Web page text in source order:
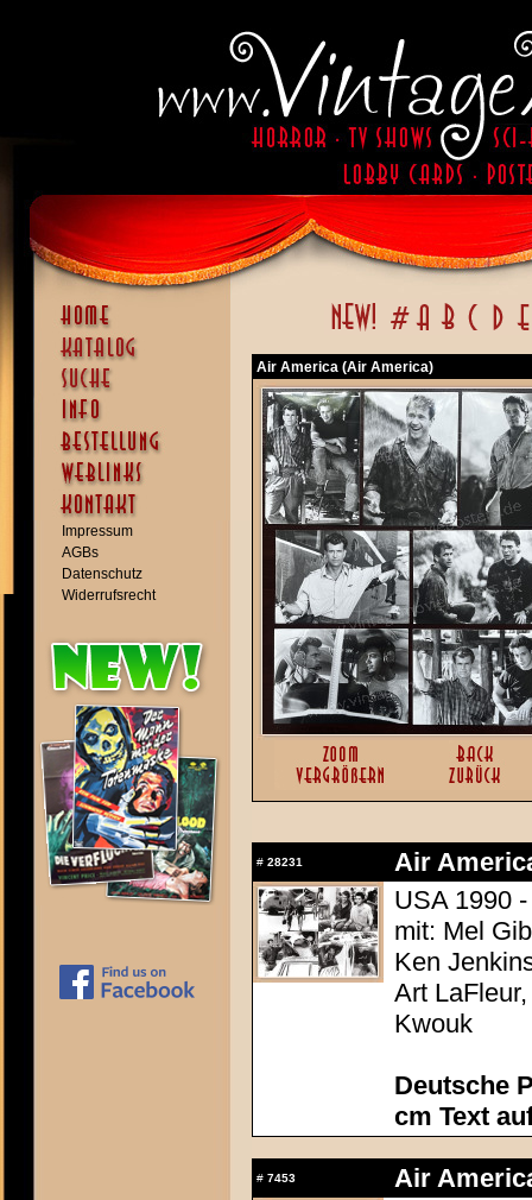
Impressum
AGBs
Datenschutz
Widerrufsrecht
Air America (Air America)
# 28231
Air
USA 1990
mit: Mel
Ken
Art
Kwouk
Deutsche
cm Text
# 7453
Air